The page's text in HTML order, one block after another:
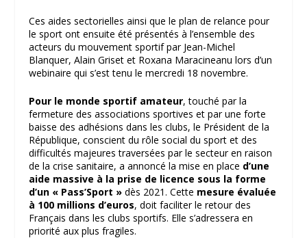
Ces aides sectorielles ainsi que le plan de relance pour
le sport ont ensuite été présentés à l’ensemble des
acteurs du mouvement sportif par Jean-Michel
Blanquer, Alain Griset et Roxana Maracineanu lors d’un
webinaire qui s’est tenu le mercredi 18 novembre.
Pour le monde sportif amateur, touché par la
fermeture des associations sportives et par une forte
baisse des adhésions dans les clubs, le Président de la
République, conscient du rôle social du sport et des
difficultés majeures traversées par le secteur en raison
de la crise sanitaire, a annoncé la mise en place d’une
aide massive à la prise de licence sous la forme
d’un « Pass’Sport » dès 2021. Cette mesure évaluée
à 100 millions d’euros, doit faciliter le retour des
Français dans les clubs sportifs. Elle s’adressera en
priorité aux plus fragiles.